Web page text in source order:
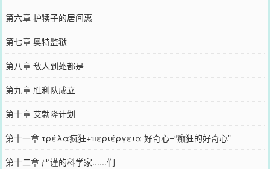
第六章 护犊子的居间惠
第七章 奥特监狱
第八章 敌人到处都是
第九章 胜利队成立
第十章 艾勃隆计划
第十一章 τρέλα疯狂+περιέργεια 好奇心=“癫狂的好奇心”
第十二章 严谨的科学家......们